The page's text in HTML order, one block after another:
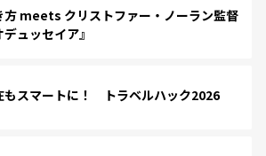
方 meets クリストファー・ノーラン監督
ュッセイア』
もスマートに！ トラベルハック2026